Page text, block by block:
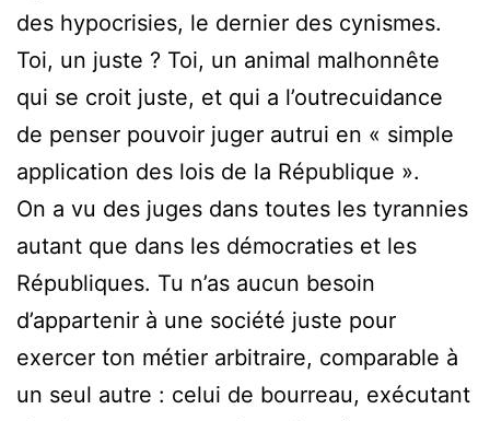
des hypocrisies, le dernier des cynismes.
Toi, un juste ? Toi, un animal malhonnête
qui se croit juste, et qui a l’outrecuidance
de penser pouvoir juger autrui en « simple
application des lois de la République ».
On a vu des juges dans toutes les tyrannies
autant que dans les démocraties et les
Républiques. Tu n’as aucun besoin
d’appartenir à une société juste pour
exercer ton métier arbitraire, comparable à
un seul autre : celui de bourreau, exécutant